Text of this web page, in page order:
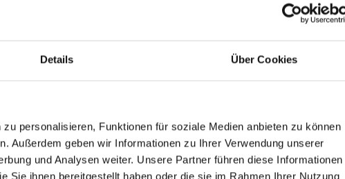
Details Über Cookies
personalisieren, Funktionen für soziale Medien anbieten zu können
Außerdem geben wir Informationen zu Ihrer Verwendung unserer
und Analysen weiter. Unsere Partner führen diese Informationen
Sie ihnen bereitgestellt haben oder die sie im Rahmen Ihrer Nutzung
21,0 x 29,7 cm quer
Stück
Mindestbestellmenge 1 Stück pro Motiv
0,27 €
zzgl. MwSt., zzgl.Versandkosten
IN DEN WARENKORB